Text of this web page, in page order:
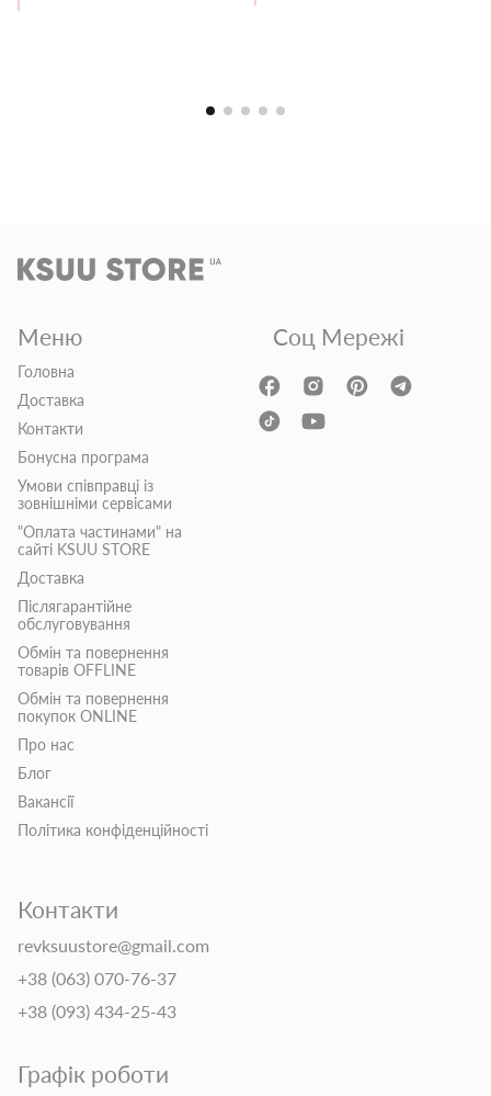
Меню
Головна
Доставка
Контакти
Бонусна програма
Умови співправці із
зовнішніми сервісами
"Оплата частинами" на
сайті KSUU STORE
Доставка
Післягарантійне
обслуговування
Обмін та повернення
товарів OFFLINE
Обмін та повернення
покупок ONLINE
Про нас
Блог
Вакансії
Політика конфіденційності
Контакти
revksuustore@gmail.com
+38 (063) 070-76-37
+38 (093) 434-25-43
Графік роботи
Соц Мережі